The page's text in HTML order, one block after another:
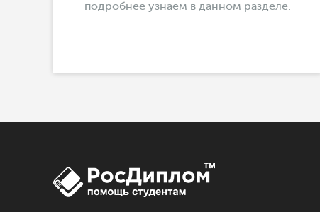
подробнее узнаем в данном разделе.